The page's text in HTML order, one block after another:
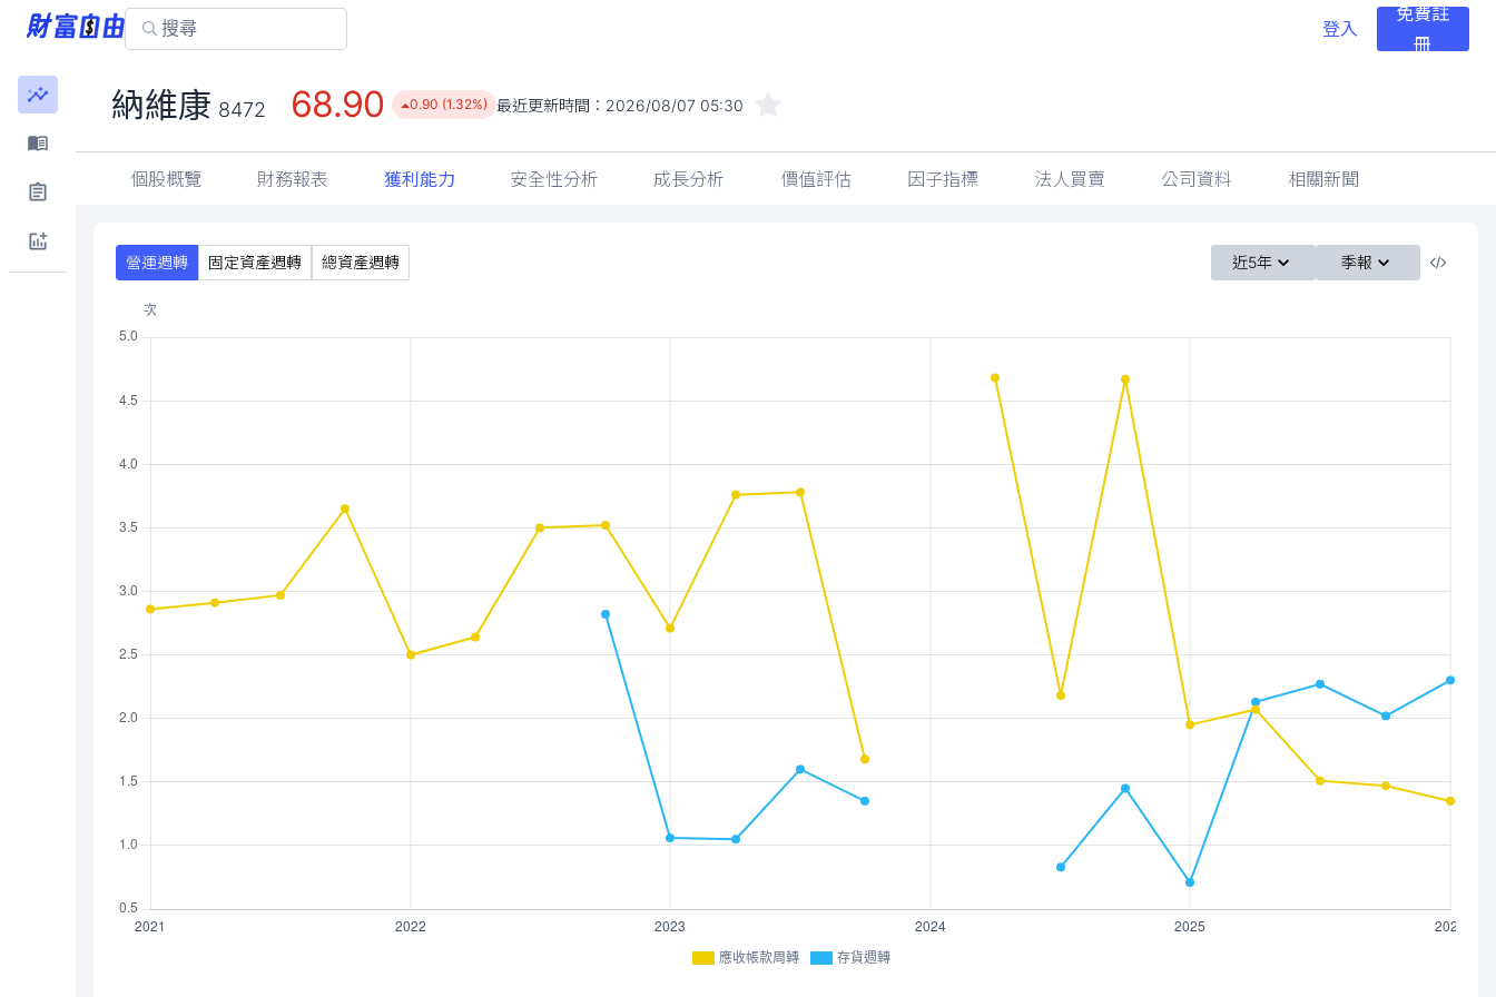
登入
免費註
冊
納維康 8472 68.90 0.90 (1.32%) 最近更新時間： 2026/08/07 05:30
個股概覽 財務報表 獲利能力 安全性分析 成長分析 價值評估 因子指標 法人買賣 公司資料 相關新聞
營運週轉 固定資產週轉 總資產週轉 近5年 季報
應收帳款周轉 存貨週轉